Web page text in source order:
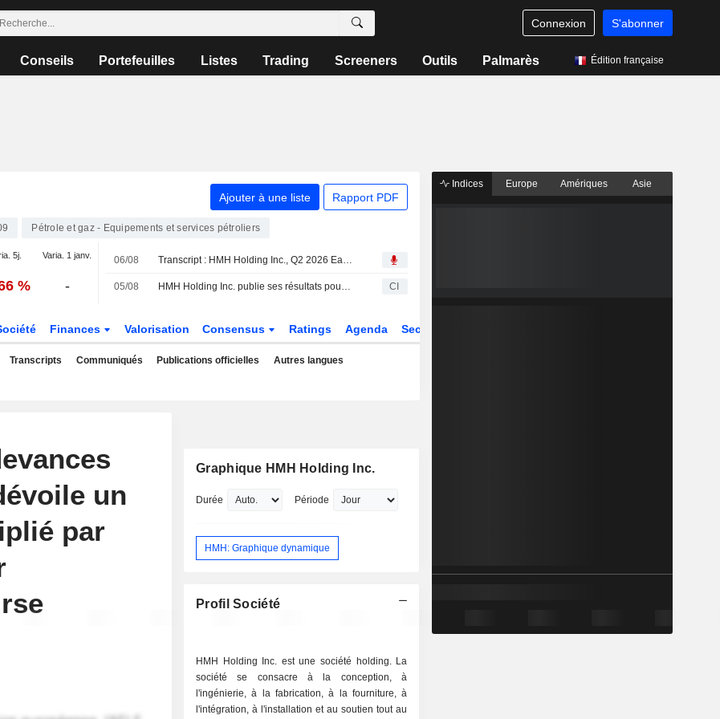
Connexion S'abonner
Conseils Portefeuilles Listes Trading Screeners Outils Palmarès Édition française
Ajouter à une liste Rapport PDF
Pétrole et gaz - Equipements et services pétroliers
5j. Varia. 1 janv.
% -
06/08 Transcript : HMH Holding Inc., Q2 2026 Earnings Call, Aug 06, 2026
05/08 HMH Holding Inc. publie ses résultats pour le deuxième trimestre et le premier semestre clos le 30 juin 2026 CI
Finances Valorisation Consensus Ratings Agenda Secteur
Transcripts Communiqués Publications officielles Autres langues
un
par
Graphique HMH Holding Inc.
Durée Période
HMH: Graphique dynamique
Profil Société
HMH Holding Inc. est une société holding. La
société se consacre à la conception, à
l'ingénierie, à la fabrication, à la fourniture, à
l'intégration, à l'installation et au soutien tout au
Indices Europe Amériques Asie